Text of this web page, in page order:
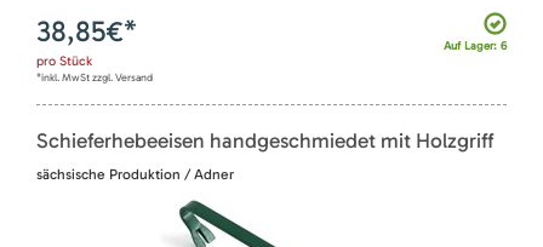
Auf Lager: 6
38,85€*
pro Stück
*inkl. MwSt zzgl. Versand
Schieferhebeeisen handgeschmiedet mit Holzgriff
sächsische Produktion / Adner